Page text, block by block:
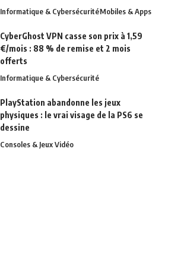
Informatique & CybersécuritéMobiles & Apps
CyberGhost VPN casse son prix à 1,59
€/mois : 88 % de remise et 2 mois
offerts
Informatique & Cybersécurité
PlayStation abandonne les jeux
physiques : le vrai visage de la PS6 se
dessine
Consoles & Jeux Vidéo